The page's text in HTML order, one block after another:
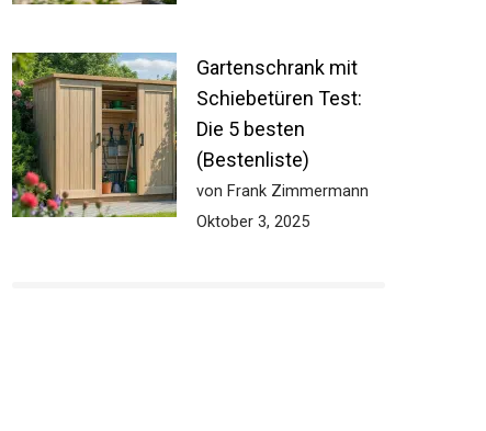
Gartenschrank mit
Schiebetüren Test:
Die 5 besten
(Bestenliste)
von Frank Zimmermann
Oktober 3, 2025